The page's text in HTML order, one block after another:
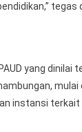
tegas
yang dinilai
mulai
instansi